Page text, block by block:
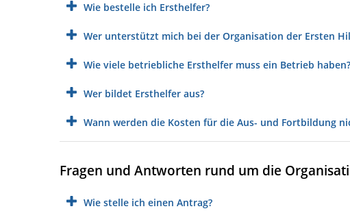
Wie bestelle ich Ersthelfer?
Wer unterstützt mich bei der Organisation der Ersten
Wie viele betriebliche Ersthelfer muss ein Betrieb haben?
Wer bildet Ersthelfer aus?
Wann werden die Kosten für die Aus- und Fortbildung
Fragen und Antworten rund um die
Wie stelle ich einen Antrag?